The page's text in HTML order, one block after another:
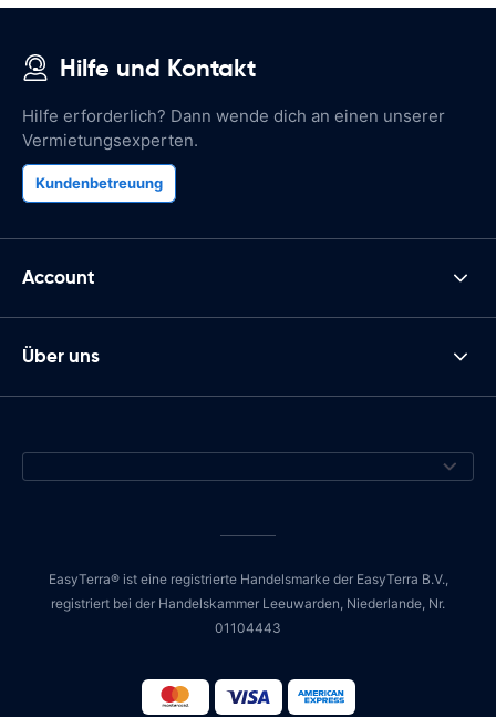
Hilfe und Kontakt
Hilfe erforderlich? Dann wende dich an einen unserer
Vermietungsexperten.
Kundenbetreuung
Account
Über uns
EasyTerra® ist eine registrierte Handelsmarke der EasyTerra B.V.,
registriert bei der Handelskammer Leeuwarden, Niederlande, Nr.
01104443